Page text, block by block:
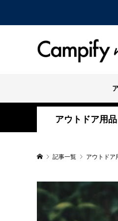
アウトドア用品
記事一覧 アウトドア